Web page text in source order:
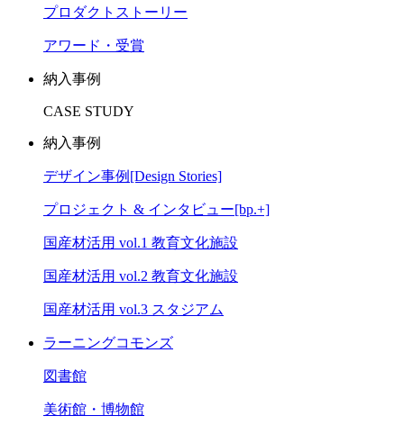
プロダクトストーリー
アワード・受賞
納入事例
CASE STUDY
納入事例
デザイン事例[Design Stories]
プロジェクト & インタビュー[bp.+]
国産材活用 vol.1 教育文化施設
国産材活用 vol.2 教育文化施設
国産材活用 vol.3 スタジアム
ラーニングコモンズ
図書館
美術館・博物館